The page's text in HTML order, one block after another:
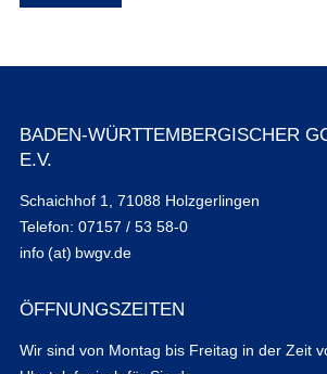
BADEN-WÜRTTEMBERGISCHER
E.V.
Schaichhof 1, 71088 Holzgerlingen
Telefon: 07157 / 53 58-0
info (at) bwgv.de
ÖFFNUNGSZEITEN
Wir sind von Montag bis Freitag in der Zeit